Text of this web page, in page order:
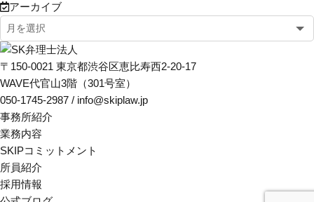
アーカイブ
〒150-0021 東京都渋谷区恵比寿西2-20-17
WAVE代官山3階（301号室）
050-1745-2987 / info@skiplaw.jp
事務所紹介
業務内容
SKIPコミットメント
所員紹介
採用情報